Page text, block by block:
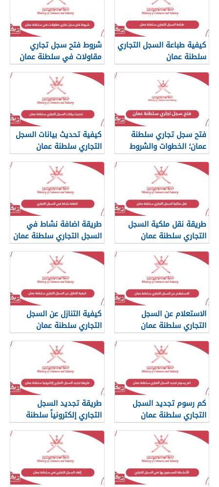
كيفية طباعة السجل التجاري
سلطنة عمان
شروط فتح سجل تجاري
مقاولات في سلطنة عمان
فتح سجل تجاري سلطنة
عمان؛ الخطوات والشروط
والرسوم
كيفية تحديث بيانات السجل
التجاري سلطنة عمان
طريقة نقل ملكية السجل
التجاري سلطنة عمان
طريقة اضافة نشاط في
السجل التجاري سلطنة عمان
الاستعلام عن السجل
التجاري سلطنة عمان
كيفية التنازل عن السجل
التجاري سلطنة عمان
كم رسوم تجديد السجل
التجاري سلطنة عمان
طريقة تجديد السجل
التجاري إلكترونياً سلطنة
عمان